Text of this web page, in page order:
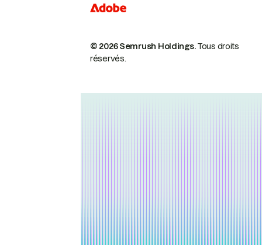
© 2026 Semrush Holdings.Tous droits
réservés.